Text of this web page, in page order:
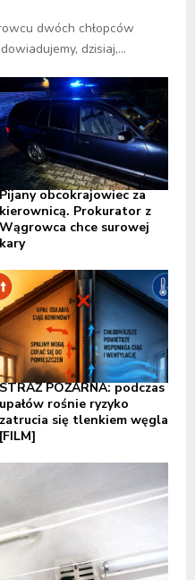
dwóch chłopców
dzisiaj,...
Pijany obcokrajowiec za
kierownicą. Prokurator z
Wągrowca chce surowej
kary
STRAŻ POŻARNA: podczas
upałów rośnie ryzyko
zatrucia się tlenkiem węgla
[FILM]